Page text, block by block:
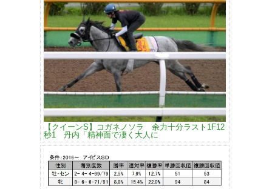
【クイーンS】コガネノソラ 余力十分ラスト1F12
秒1 丹内「精神面で凄く大人に